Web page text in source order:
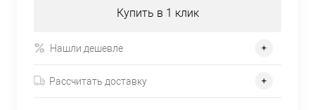
Купить в 1 клик
Нашли дешевле
Рассчитать доставку